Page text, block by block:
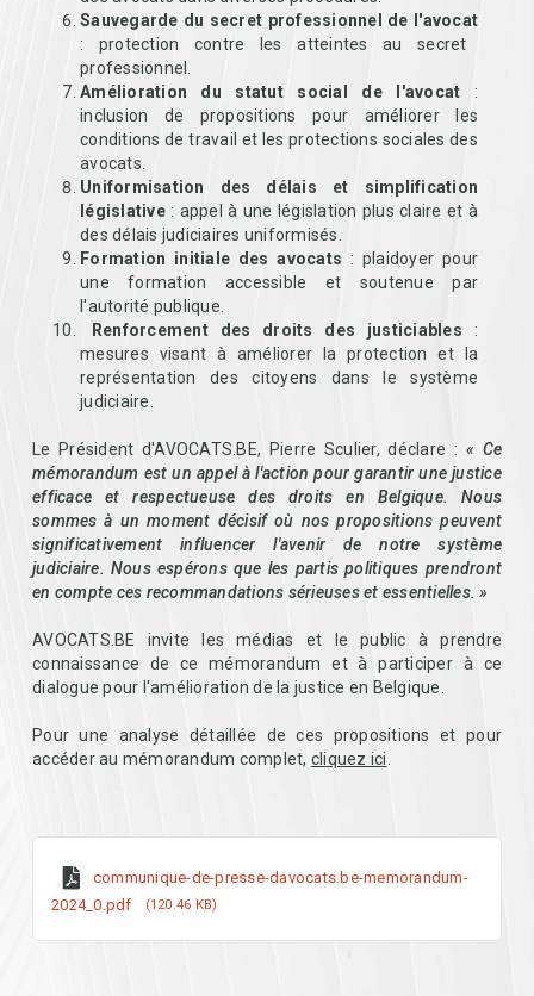
Sauvegarde du secret professionnel de l'avocat
: protection contre les atteintes au secret
professionnel.
Amélioration du statut social de l'avocat :
inclusion de propositions pour améliorer les
conditions de travail et les protections sociales des
avocats.
Uniformisation des délais et simplification
législative: appel à une législation plus claire et à
des délais judiciaires uniformisés.
Formation initiale des avocats : plaidoyer pour
une formation accessible et soutenue par
l'autorité publique.
Renforcement des droits des justiciables :
mesures visant à améliorer la protection et la
représentation des citoyens dans le système
judiciaire.
Le Président d'AVOCATS.BE, Pierre Sculier, déclare : « Ce
mémorandum est un appel à l'action pour garantir une justice
efficace et respectueuse des droits en Belgique. Nous
sommes à un moment décisif où nos propositions peuvent
significativement influencer l'avenir de notre système
judiciaire. Nous espérons que les partis politiques prendront
en compte ces recommandations sérieuses et essentielles. »
AVOCATS.BE invite les médias et le public à prendre
connaissance de ce mémorandum et à participer à ce
dialogue pour l'amélioration de la justice en Belgique.
Pour une analyse détaillée de ces propositions et pour
accéder au mémorandum complet, cliquez ici
communique-de-presse-davocats.be-memorandum-
2024_0.pdf
120.46 KB